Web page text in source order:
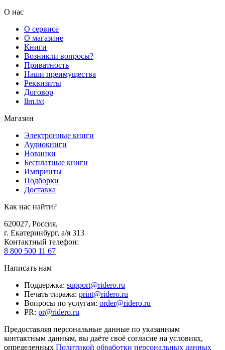
О нас
О сервисе
О магазине
Книги
Возникли вопросы?
Приватность
Наши преимущества
Реквизиты
Договор
llm.txt
Магазин
Электронные книги
Аудиокниги
Новинки
Бесплатные книги
Импринты
Подборки
Доставка
Как нас найти?
620027, Россия,
г. Екатеринбург, а/я 313
Контактный телефон:
8 800 500 11 67
Написать нам
Поддержка: support@ridero.ru
Печать тиража: print@ridero.ru
Вопросы по услугам: order@ridero.ru
PR: pr@ridero.ru
Предоставляя персональные данные по указанным
контактным данным, вы даёте своё согласие на условиях,
определенных Политикой обработки персональных данных